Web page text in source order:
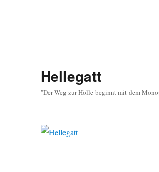
Hellegatt
"Der Weg zur Hölle beginnt mit dem